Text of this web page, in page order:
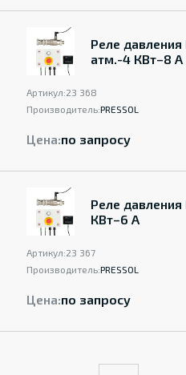
Реле
атм.-4 КВт–8 A
Артикул:23 368
Производитель:PRESSOL
Цена:по запросу
Реле
КВт–6 A
Артикул:23 367
Производитель:PRESSOL
Цена:по запросу